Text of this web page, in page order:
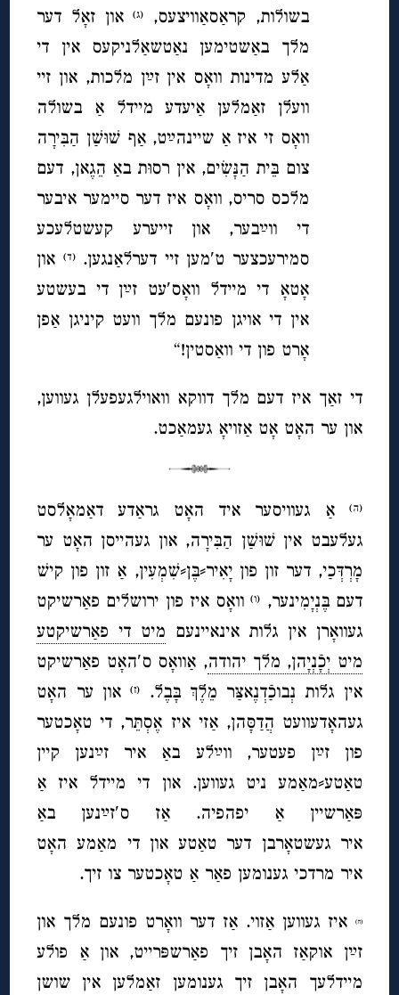
בשולות, קראַסאַוויצעס,
(ג)און זאָל דער
מלך באַשטימען נאַטשאַלניקעס אין די
אַלע מדינות וואָס אין זײַן מלכות, און זיי
וועלן זאַמלען אַיעדע מיידל אַ בשולה
וואָס זי איז אַ שיינהײַט, אַף שׁוּשַׁן הַבִּירָה
צום בֵּית הַנָּשִׂים, אין רסוּת באַ הֵגֶאן, דעם
מלכס סריס, וואָס איז דער סיימער איבער
די ווײַבער, און זייערע קעשטלעכע
סמירעכצער ט′מען זיי דערלאַנגען.(ד) און
אָטאָ די מיידל וואָס′עט זײַן די בעשטע
אין די אויגן פונעם מלך וועט קיניגן אַפן
אָרט פון די וואַסטין!“
די זאַך איז דעם מלך דווקא וואוילגעפעלן געווען,
און ער האָט אָט אַזויאָ געמאַכט.
(ה)
אַ געוויסער איד האָט גראַדע דאַמאָלסט
געלעבט אין שׁוּשַׁן הַבִּירָה, און געהייסן האָט ער
מָרְדְּכַי, דער זון פון יָאִיר⸗בֶּן⸗שִׁמְעִין, אַ זון פון קישׁ
דעם בֶּנְיָמִינער, (ו)וואָס איז פון ירושלים פאַרשיקט
געוואָרן אין גלות אינאיינעם מיט די פאַרשיקטע
מיט יְכָֿנְיָהן, מלך יהודה, אַוואָס ס′האָט פאַרשיקט
אין גלות נְבוכַֿדְנֶאצַּר מֵלֶךְ בָּבֶל.
(ז)און ער האָט
געהאָדעוועט הֲדַסָּהן, אַזי איז אֶסְתֵּר, די טאָכטער
פון זײַן פעטער, ווײַלע באַ איר זײַנען קיין
טאַטע⸗מאַמע ניט געווען. און די מיידל איז אַ
פּאַרשיין אַ יפהפיה. אַז ס′זײַנען באַ
איר געשטאָרבן דער טאַטע און די מאַמע האָט
איר מרדכי גענומען פאַר אַ טאָכטער צו זיך.
(ח)
איז געווען אַזוי. אַז דער וואָרט פונעם מלך און
זײַן אוקאַז האָבן זיך פאַרשפּרייט, און אַ פולע
מיידלעך האָבן זיך גענומען זאַמלען אין שושן